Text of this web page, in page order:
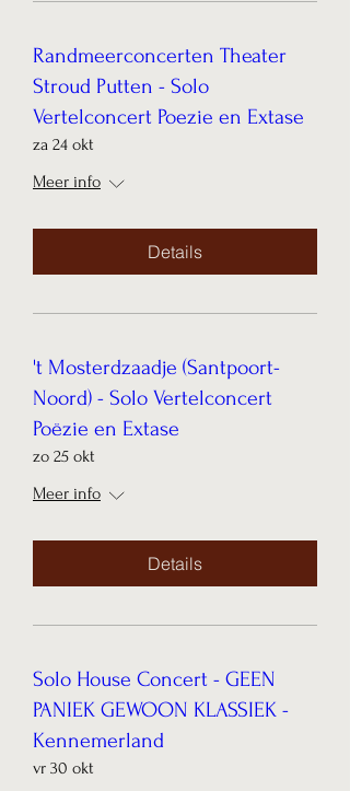
Randmeerconcerten Theater
Stroud Putten - Solo
Vertelconcert Poezie en Extase
za 24 okt
Meer info
Details
't Mosterdzaadje (Santpoort-
Noord) - Solo Vertelconcert
Poëzie en Extase
zo 25 okt
Meer info
Details
Solo House Concert - GEEN
PANIEK GEWOON KLASSIEK -
Kennemerland
vr 30 okt